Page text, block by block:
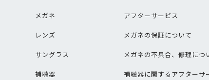
メガネ
レンズ
サングラス
補聴器
アフターサービス
メガネの保証について
メガネの不具合、修理につ
補聴器に関するアフターサ